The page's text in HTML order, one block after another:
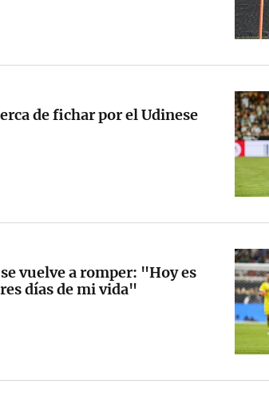
de fichar por el Udinese
vuelve a romper: "Hoy es
días de mi vida"